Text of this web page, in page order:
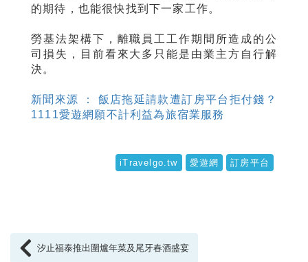
的期待，也能很快找到下一家工作。
勞基法架構下，離職員工工作期間所造成的公
司損失，目前看來大多只能是由業主方自行解
決。
新聞來源 ： 飯店拖延請款遭訂房平台拒付錢？
1111愛遊網願不計利益為旅宿業服務
訂房平台
愛遊網
iTravelgo.tw
汐止福泰推出圍爐年菜及尾牙春酒盛宴